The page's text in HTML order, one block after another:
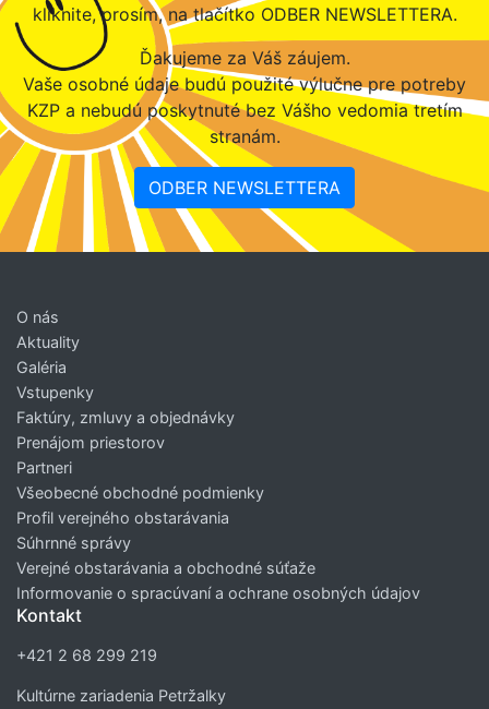
kliknite, prosím, na tlačítko ODBER NEWSLETTERA.
Ďakujeme za Váš záujem.
Vaše osobné údaje budú použité výlučne pre potreby
KZP a nebudú poskytnuté bez Vášho vedomia tretím
stranám.
ODBER NEWSLETTERA
O nás
Aktuality
Galéria
Vstupenky
Faktúry, zmluvy a objednávky
Prenájom priestorov
Partneri
Všeobecné obchodné podmienky
Profil verejného obstarávania
Súhrnné správy
Verejné obstarávania a obchodné súťaže
Informovanie o spracúvaní a ochrane osobných údajov
Kontakt
+421 2 68 299 219
Kultúrne zariadenia Petržalky